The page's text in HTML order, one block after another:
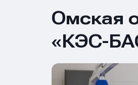
Омская
«КЭС-